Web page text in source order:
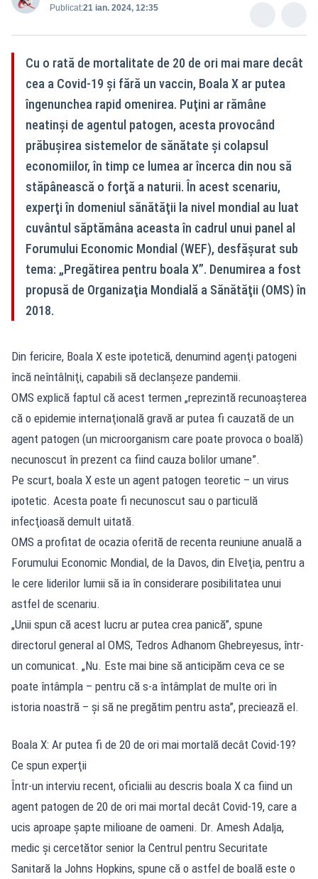
Publicat:21 ian. 2024, 12:35
Cu o rată de mortalitate de 20 de ori mai mare decât
cea a Covid-19 şi fără un vaccin, Boala X ar putea
îngenunchea rapid omenirea. Puţini ar rămâne
neatinşi de agentul patogen, acesta provocând
prăbuşirea sistemelor de sănătate şi colapsul
economiilor, în timp ce lumea ar încerca din nou să
stăpânească o forţă a naturii. În acest scenariu,
experţi în domeniul sănătăţii la nivel mondial au luat
cuvântul săptămâna aceasta în cadrul unui panel al
Forumului Economic Mondial (WEF), desfăşurat sub
tema: „Pregătirea pentru boala X”. Denumirea a fost
propusă de Organizaţia Mondială a Sănătăţii (OMS) în
2018.
Din fericire, Boala X este ipotetică, denumind agenţi patogeni
încă neîntâlniţi, capabili să declanşeze pandemii.
OMS explică faptul că acest termen „reprezintă recunoaşterea
că o epidemie internaţională gravă ar putea fi cauzată de un
agent patogen (un microorganism care poate provoca o boală)
necunoscut în prezent ca fiind cauza bolilor umane”.
Pe scurt, boala X este un agent patogen teoretic – un virus
ipotetic. Acesta poate fi necunoscut sau o particulă
infecţioasă demult uitată.
OMS a profitat de ocazia oferită de recenta reuniune anuală a
Forumului Economic Mondial, de la Davos, din Elveţia, pentru a
le cere liderilor lumii să ia în considerare posibilitatea unui
astfel de scenariu.
„Unii spun că acest lucru ar putea crea panică”, spune
directorul general al OMS, Tedros Adhanom Ghebreyesus, într-
un comunicat. „Nu. Este mai bine să anticipăm ceva ce se
poate întâmpla – pentru că s-a întâmplat de multe ori în
istoria noastră – şi să ne pregătim pentru asta”, preciează el.
Boala X: Ar putea fi de 20 de ori mai mortală decât Covid-19?
Ce spun experţii
Într-un interviu recent, oficialii au descris boala X ca fiind un
agent patogen de 20 de ori mai mortal decât Covid-19, care a
ucis aproape şapte milioane de oameni. Dr. Amesh Adalja,
medic şi cercetător senior la Centrul pentru Securitate
Sanitară la Johns Hopkins, spune că o astfel de boală este o